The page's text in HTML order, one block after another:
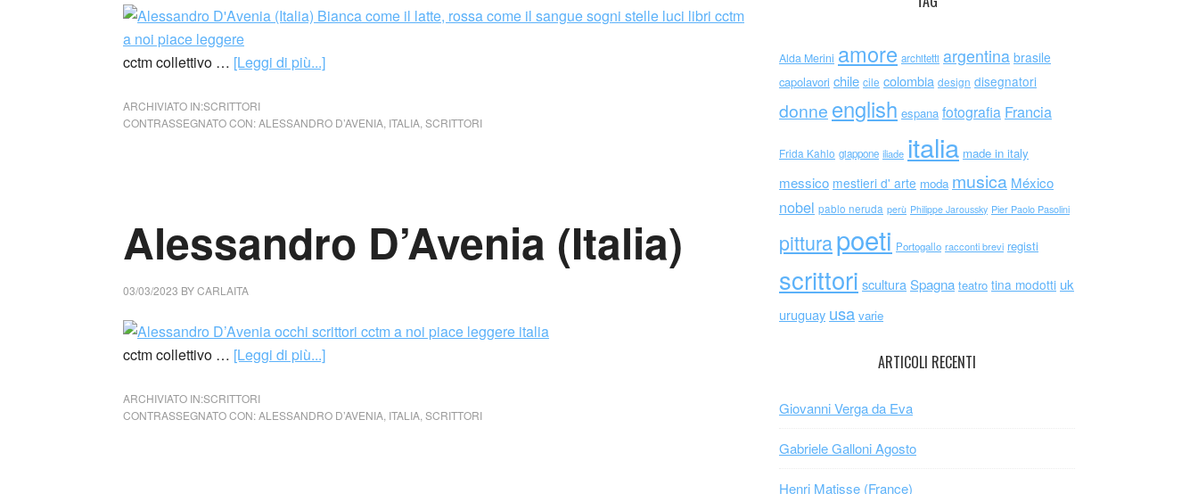
cctm collettivo … [Leggi di più...]
ARCHIVIATO IN:SCRITTORI
CONTRASSEGNATO CON:ALESSANDRO D’AVENIA ITALIA SCRITTORI
Alessandro D’Avenia (Italia)
03/03/2023 BYCARLAITA
cctm collettivo … [Leggi di più...]
ARCHIVIATO IN:SCRITTORI
CONTRASSEGNATO CON:ALESSANDRO D’AVENIA ITALIA SCRITTORI
Alda Merini amore architetti argentina brasile
capolavori chile cile colombia design disegnatori
donne english espana fotografia Francia
Frida Kahlo giappone iliade italia made in italy
messico mestieri d' arte moda musica México
nobel pablo neruda perù Philippe Jaroussky Pier Paolo Pasolini
pitturapoeti Portogallo racconti brevi registi
scrittori scultura Spagna teatro tina modotti uk
uruguay usa varie
ARTICOLI RECENTI
Giovanni Verga da Eva
Gabriele Galloni Agosto
Henri Matisse (France)